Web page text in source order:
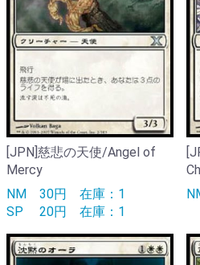
[JPN]慈悲の天使/Angel of
Mercy
NM 30円 在庫：1
SP
20円 在庫：1